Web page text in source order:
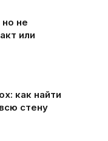
не
или
как найти
стену